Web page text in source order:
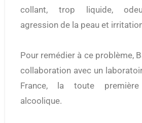
collant, trop liquide,
agression de la peau et
Pour remédier à ce problème,
collaboration avec un
France, la toute
alcoolique.